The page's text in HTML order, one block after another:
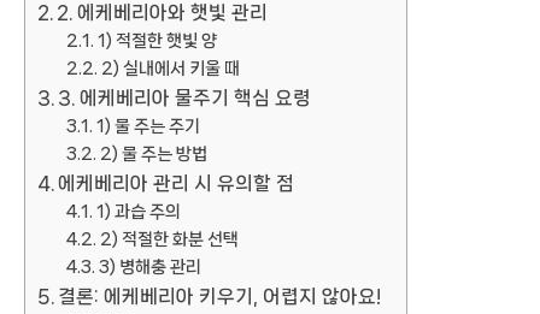
2. 에케베리아와 햇빛 관리
1) 적절한 햇빛 양
2) 실내에서 키울 때
3. 에케베리아 물주기 핵심 요령
1) 물 주는 주기
2) 물 주는 방법
에케베리아 관리 시 유의할 점
1) 과습 주의
2) 적절한 화분 선택
3) 병해충 관리
결론: 에케베리아 키우기, 어렵지 않아요!